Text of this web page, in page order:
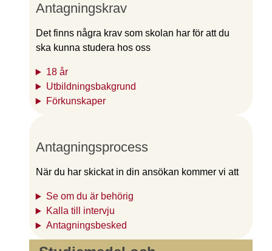
Antagningskrav
Det finns några krav som skolan har för att du
ska kunna studera hos oss
18 år
Utbildningsbakgrund
Förkunskaper
Antagningsprocess
När du har skickat in din ansökan kommer vi att
Se om du är behörig
Kalla till intervju
Antagningsbesked